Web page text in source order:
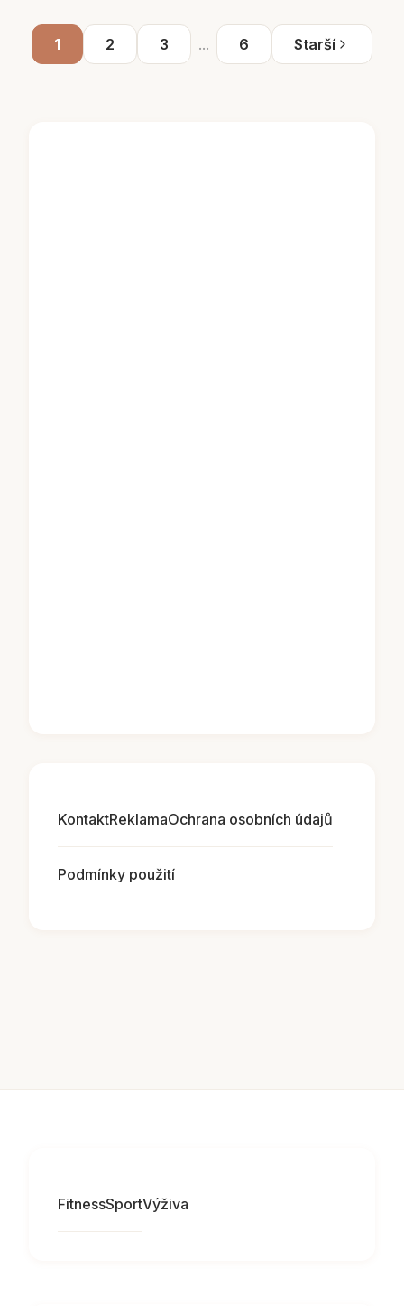
1 2 3 ... 6 Starší
KontaktReklamaOchrana osobních údajů
Podmínky použití
FitnessSportVýživa